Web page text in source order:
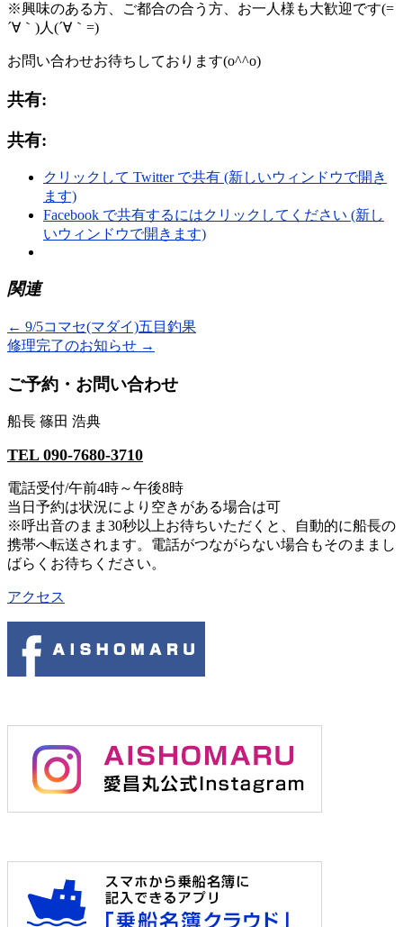
※興味のある方、ご都合の合う方、お一人様も大歓迎です(=
´∀｀)人(´∀｀=)
お問い合わせお待ちしております(o^^o)
共有:
共有:
クリックして Twitter で共有 (新しいウィンドウで開き
ます)
Facebook で共有するにはクリックしてください (新し
いウィンドウで開きます)
関連
← 9/5コマセ(マダイ)五目釣果
修理完了のお知らせ →
ご予約・お問い合わせ
船長 篠田 浩典
TEL 090-7680-3710
電話受付/午前4時～午後8時
当日予約は状況により空きがある場合は可
※呼出音のまま30秒以上お待ちいただくと、自動的に船長の
携帯へ転送されます。電話がつながらない場合もそのままし
ばらくお待ちください。
アクセス